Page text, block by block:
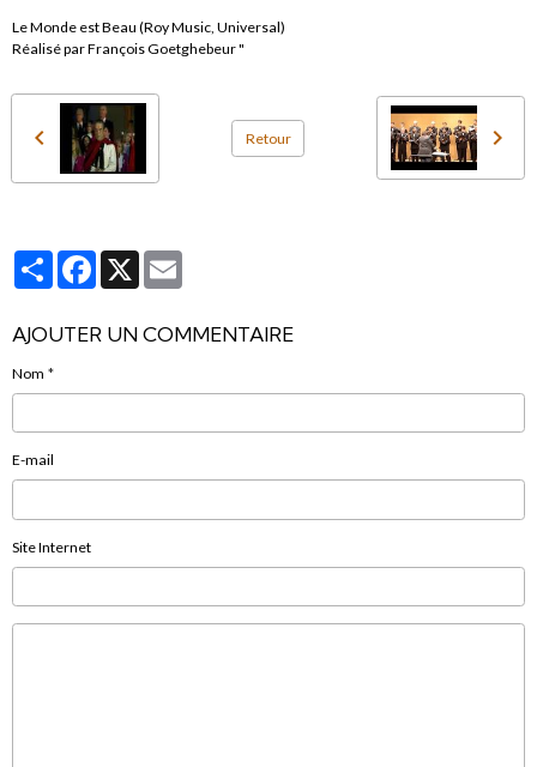
Le Monde est Beau (Roy Music, Universal)
Réalisé par François Goetghebeur "
Retour
PartagerFacebook
X
AJOUTER UN COMMENTAIRE
Nom
E-mail
Site Internet